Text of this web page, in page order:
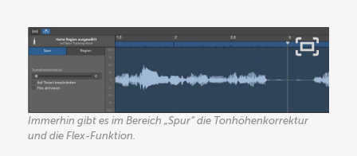
Immerhin gibt es im Bereich „Spur“ die Tonhöhenkorrektur
und die Flex-Funktion.